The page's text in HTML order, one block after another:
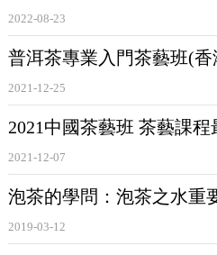
【黃茶】
黃茶爲我國特産，據史書記載
綠茶 ，但由于增加了悶黃過程
陽是中國黃茶之鄉。現在黃茶生産主
浙江、福建和廣東等省。
2022-08-23
普洱茶專業入門茶藝班(香
2021-12-25
2021中國茶藝班 茶藝課程
2021-12-07
泡茶的學問：泡茶之水重
2019-03-12